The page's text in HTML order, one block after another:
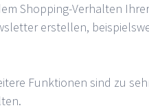
Shopping-Verhalten
erstellen,
Funktionen sind zu